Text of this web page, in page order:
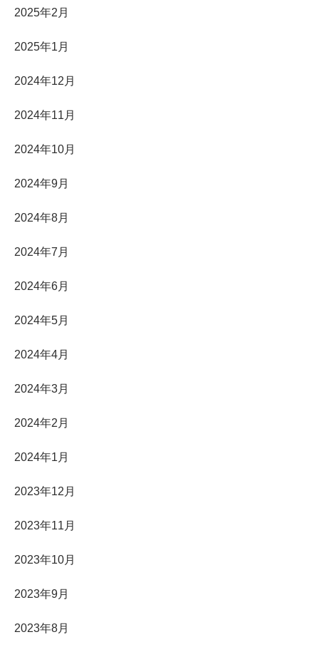
2025年2月
2025年1月
2024年12月
2024年11月
2024年10月
2024年9月
2024年8月
2024年7月
2024年6月
2024年5月
2024年4月
2024年3月
2024年2月
2024年1月
2023年12月
2023年11月
2023年10月
2023年9月
2023年8月